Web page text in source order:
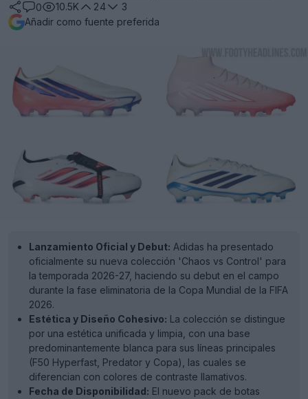
0
10.5K 24
3
Añadir como fuente preferida
Lanzamiento Oficial y Debut: Adidas ha presentado
oficialmente su nueva colección 'Chaos vs Control' para
la temporada 2026-27, haciendo su debut en el campo
durante la fase eliminatoria de la Copa Mundial de la FIFA
2026.
Estética y Diseño Cohesivo: La colección se distingue
por una estética unificada y limpia, con una base
predominantemente blanca para sus líneas principales
(F50 Hyperfast, Predator y Copa), las cuales se
diferencian con colores de contraste llamativos.
Fecha de Disponibilidad: El nuevo pack de botas